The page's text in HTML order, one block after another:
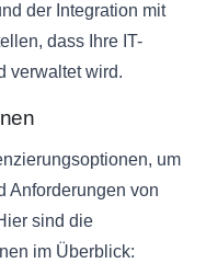
der Integration mit
dass Ihre IT-
verwaltet wird.
um
Anforderungen von
sind die
im Überblick: